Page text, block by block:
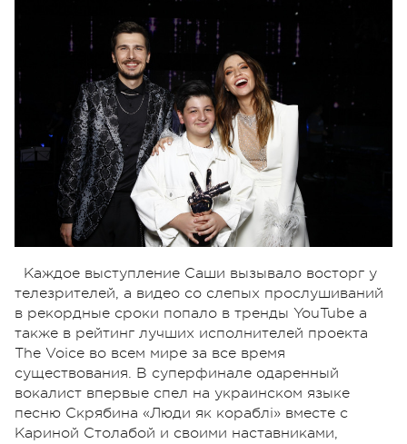
Каждое выступление Саши вызывало восторг у
телезрителей, а видео со слепых прослушиваний
в рекордные сроки попало в тренды YouTube а
также в рейтинг лучших исполнителей проекта
The Voice во всем мире за все время
существования. В суперфинале одаренный
вокалист впервые спел на украинском языке
песню Скрябина «Люди як кораблі» вместе с
Кариной Столабой и своими наставниками,